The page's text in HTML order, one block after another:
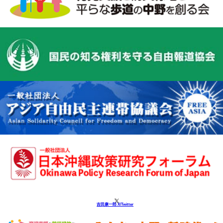
吉田康一郎 X/Twitter